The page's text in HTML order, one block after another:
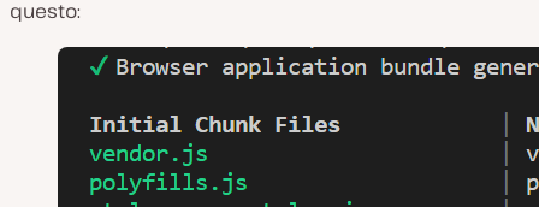
questo: